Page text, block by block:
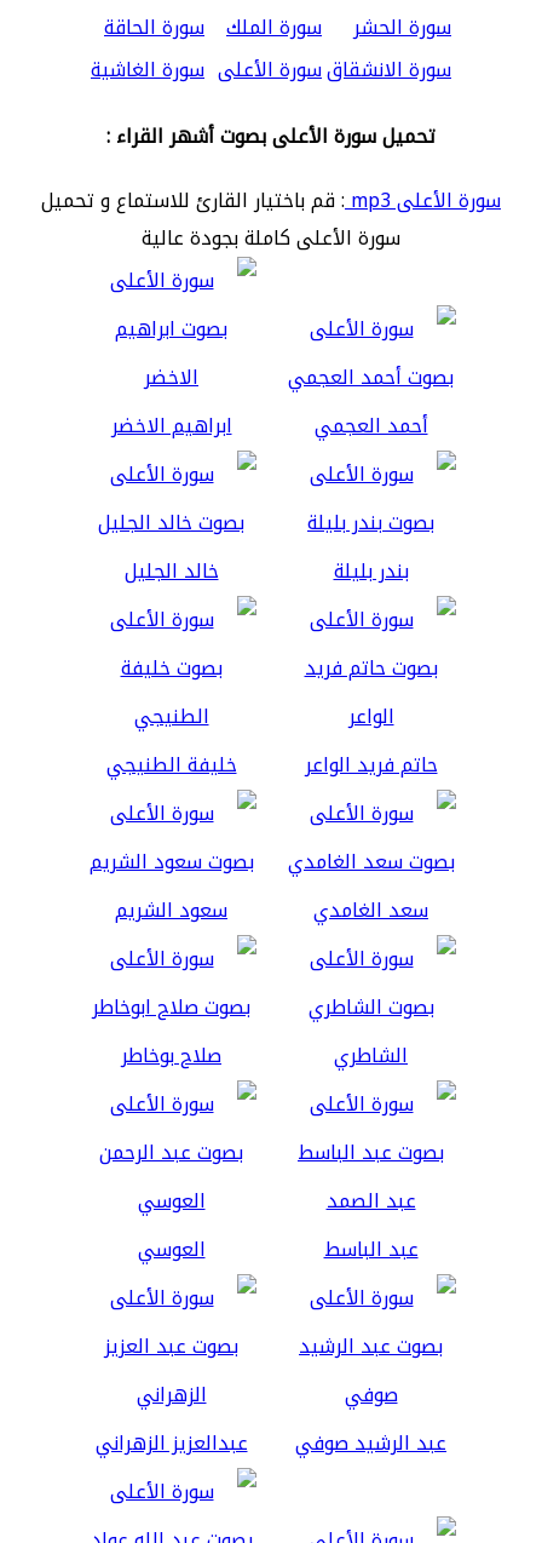
سورة الحشر
سورة الملك سورة الحاقة
سورة الانشقاقسورة الأعلى سورة الغاشية
تحميل سورة الأعلى بصوت أشهر القراء :
سورة الأعلى mp3
: قم باختيار القارئ للاستماع و تحميل
سورة الأعلى كاملة بجودة عالية
أحمد العجمي ابراهيم الاخضر
بندر بليلة خالد الجليل
حاتم فريد الواعر خليفة الطنيجي
سعد الغامدي سعود الشريم
الشاطري صلاح بوخاطر
عبد الباسط العوسي
عبد الرشيد صوفي عبدالعزيز الزهراني